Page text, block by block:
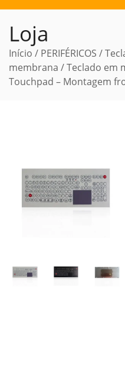
Loja
Início / PERIFÉRICOS /
membrana / Teclado em
Touchpad – Montagem